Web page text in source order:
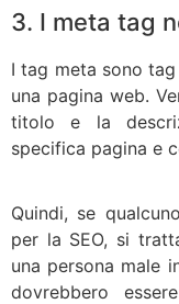
3. I meta tag
I tag meta sono
una pagina web.
titolo e la
specifica pagina e
Quindi, se
per la SEO, si
una persona male
dovrebbero